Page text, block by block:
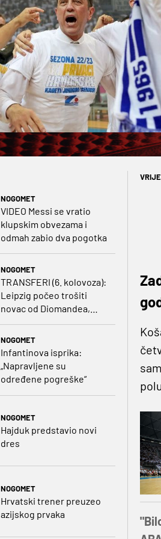
NOGOMET
VIDEO Messi se vratio
klupskim obvezama i
odmah zabio dva pogotka
NOGOMET
TRANSFERI (6. kolovoza):
Leipzig počeo trošiti
novac od Diomandea,
NOGOMET
Infantinova isprika:
„Napravljene su
određene pogreške“
NOGOMET
Hajduk predstavio novi
dres
NOGOMET
Hrvatski trener preuzeo
azijskog prvaka